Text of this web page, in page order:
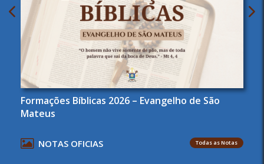
Formações Bíblicas 2026 – Evangelho de São
Mateus
NOTAS OFICIAS Todas as Notas